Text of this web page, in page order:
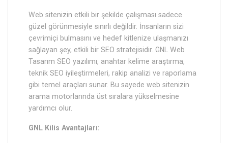
Web sitenizin etkili bir şekilde çalışması sadece
güzel görünmesiyle sınırlı değildir. İnsanların sizi
çevrimiçi bulmasını ve hedef kitlenize ulaşmanızı
sağlayan şey, etkili bir SEO stratejisidir. GNL Web
Tasarım SEO yazılımı, anahtar kelime araştırma,
teknik SEO iyileştirmeleri, rakip analizi ve raporlama
gibi temel araçları sunar. Bu sayede web sitenizin
arama motorlarında üst sıralara yükselmesine
yardımcı olur.
GNL Kilis Avantajları: